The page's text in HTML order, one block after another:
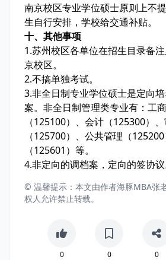
南京校区专业学位硕士原则上不
生自行安排，学校给交通补贴。
十、其他事项
1.苏州校区各单位在招生目录备
京校区。
2.不搞单独考试。
3.非全日制专业学位硕士是定向
案。非全日制管理类专业有：工
（125100）、会计（125300）
（125700）、公共管理（
（125601）等。
4.非定向的调档案，定向的签协议
© 温馨提示：本文由作者海豚MBA张
权人允许禁止转载。
0 0 0